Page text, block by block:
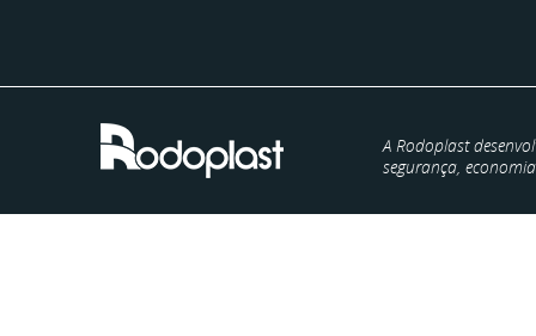
A Rodoplast
segurança,